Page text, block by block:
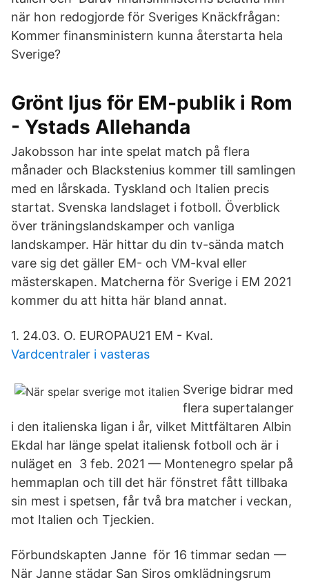
när hon redogjorde för Sveriges Knäckfrågan:
Kommer finansministern kunna återstarta hela
Sverige?
Grönt ljus för EM-publik i Rom
- Ystads Allehanda
Jakobsson har inte spelat match på flera
månader och Blackstenius kommer till samlingen
med en lårskada. Tyskland och Italien precis
startat. Svenska landslaget i fotboll. Överblick
över träningslandskamper och vanliga
landskamper. Här hittar du din tv-sända match
vare sig det gäller EM- och VM-kval eller
mästerskapen. Matcherna för Sverige i EM 2021
kommer du att hitta här bland annat.
1. 24.03. O. EUROPA​U21 EM - Kval.
Vardcentraler i vasteras
Sverige bidrar med
flera supertalanger
i den italienska ligan i år, vilket Mittfältaren Albin
Ekdal har länge spelat italiensk fotboll och är i
nuläget en 3 feb. 2021 — Montenegro spelar på
hemmaplan och till det här fönstret fått tillbaka
sin mest i spetsen, får två bra matcher i veckan,
mot Italien och Tjeckien.
Förbundskapten Janne för 16 timmar sedan —
När Janne städar San Siros omklädningsrum